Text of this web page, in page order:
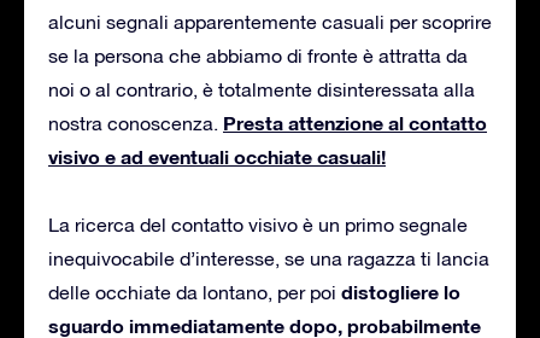
alcuni segnali apparentemente casuali per scoprire
se la persona che abbiamo di fronte è attratta da
noi o al contrario, è totalmente disinteressata alla
nostra conoscenza. Presta attenzione al contatto
visivo e ad eventuali occhiate casuali!
La ricerca del contatto visivo è un primo segnale
inequivocabile d’interesse, se una ragazza ti lancia
delle occhiate da lontano, per poi distogliere lo
sguardo immediatamente dopo, probabilmente